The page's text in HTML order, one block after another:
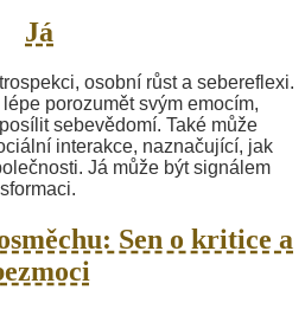
Já
osobní růst a sebereflexi.
porozumět svým emocím,
sebevědomí. Také může
interakce, naznačující, jak
Já může být signálem
Sen o kritice a